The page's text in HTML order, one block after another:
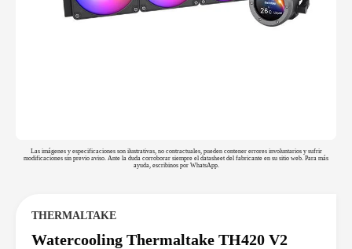
Las imágenes y especificaciones son ilustrativas, no contractuales, pueden contener errores involuntarios y sufrir
modificaciones sin previo aviso. Ante la duda corroborar siempre el datasheet del fabricante en su sitio web. Para más
ayuda, escribinos por WhatsApp.
THERMALTAKE
Watercooling Thermaltake TH420 V2